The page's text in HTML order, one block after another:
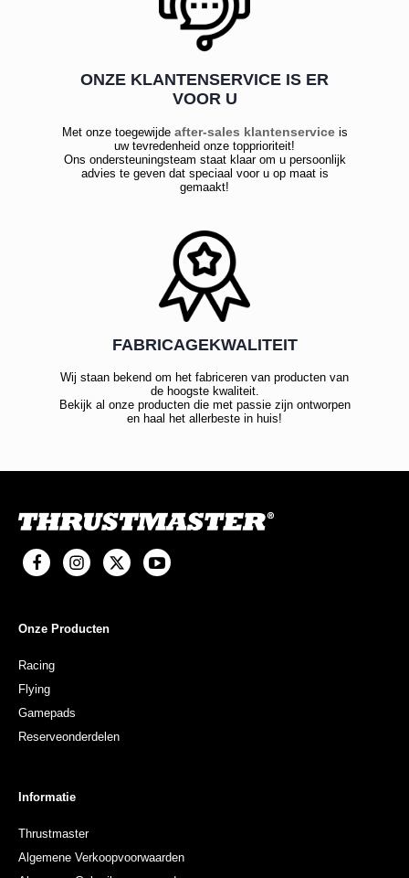
ONZE KLANTENSERVICE IS ER
VOOR U
Met onze toegewijde after-sales klantenserviceis
uw tevredenheid onze topprioriteit!
Ons ondersteuningsteam staat klaar om u persoonlijk
advies te geven dat speciaal voor u op maat is
gemaakt!
FABRICAGEKWALITEIT
Wij staan bekend om het fabriceren van producten van
de hoogste kwaliteit.
Bekijk al onze producten die met passie zijn ontworpen
en haal het allerbeste in huis!
Onze Producten
Racing
Flying
Gamepads
Reserveonderdelen
Informatie
Thrustmaster
Algemene Verkoopvoorwaarden